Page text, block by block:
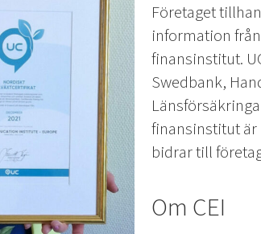
Företaget
information
finansinstitut.
Swedbank,
finansinstitut är
bidrar till
Om CEI